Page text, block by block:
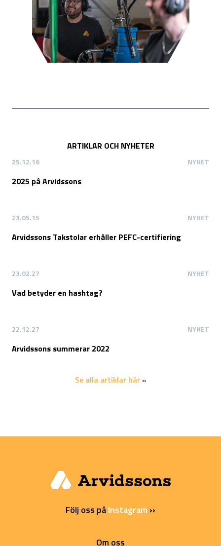
ARTIKLAR OCH NYHETER
2025 på Arvidssons
25.12.16 NYHET
Arvidssons Takstolar erhåller PEFC-certifiering
23.05.15 NYHET
Vad betyder en hashtag?
23.02.27 NYHET
Arvidssons summerar 2022
22.12.27 NYHET
Se alla artiklar här ››
Följ oss påInstagram ››
Om oss